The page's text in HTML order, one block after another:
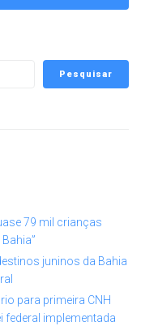
Pesquisar
79 mil crianças
juninos da Bahia
para primeira CNH
federal implementada